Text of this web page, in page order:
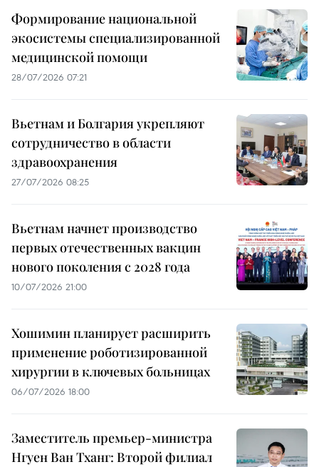
Формирование национальной
экосистемы специализированной
медицинской помощи
28/07/2026 07:21
Вьетнам и Болгария укрепляют
сотрудничество в области
здравоохранения
27/07/2026 08:25
Вьетнам начнет производство
первых отечественных вакцин
нового поколения с 2028 года
10/07/2026 21:00
Хошимин планирует расширить
применение роботизированной
хирургии в ключевых больницах
06/07/2026 18:00
Заместитель премьер-министра
Нгуен Ван Тханг: Второй филиал